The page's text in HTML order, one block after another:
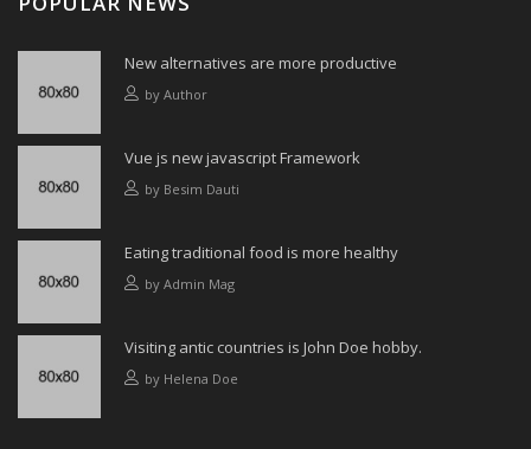
New alternatives are more productive
by Author
Vue js new javascript Framework
by Besim Dauti
Eating traditional food is more healthy
by Admin Mag
Visiting antic countries is John Doe hobby.
by Helena Doe